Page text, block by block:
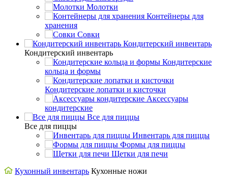
Молотки
Контейнеры для
хранения
Совки
Кондитерский инвентарь
Кондитерский инвентарь
Кондитерские
кольца и формы
Кондитерские лопатки и кисточки
Аксессуары
кондитерские
Все для пиццы
Все для пиццы
Инвентарь для пиццы
Формы для пиццы
Щетки для печи
Кухонный инвентарь Кухонные ножи